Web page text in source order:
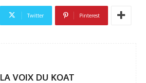
Twitter Pinterest
LA VOIX DU KOAT